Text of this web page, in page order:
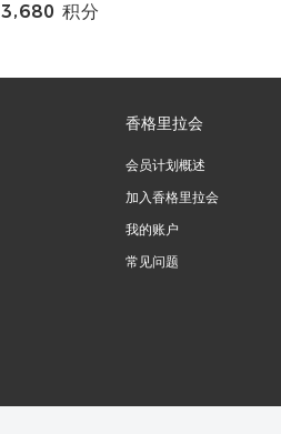
3,680 积分
香格里拉会
会员计划概述
加入香格里拉会
我的账户
常见问题